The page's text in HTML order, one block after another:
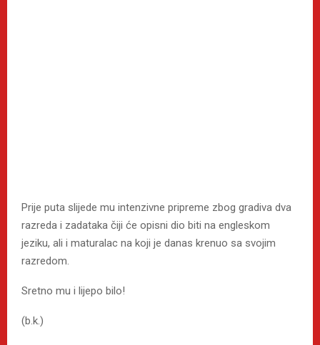
Prije puta slijede mu intenzivne pripreme zbog gradiva dva
razreda i zadataka čiji će opisni dio biti na engleskom
jeziku, ali i maturalac na koji je danas krenuo sa svojim
razredom.
Sretno mu i lijepo bilo!
(b.k.)